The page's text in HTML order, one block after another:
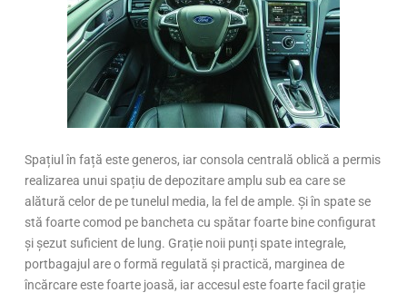
Spațiul în față este generos, iar consola centrală oblică a permis
realizarea unui spațiu de depozitare amplu sub ea care se
alătură celor de pe tunelul media, la fel de ample. Și în spate se
stă foarte comod pe bancheta cu spătar foarte bine configurat
și șezut suficient de lung. Grație noii punți spate integrale,
portbagajul are o formă regulată și practică, marginea de
încărcare este foarte joasă, iar accesul este foarte facil grație